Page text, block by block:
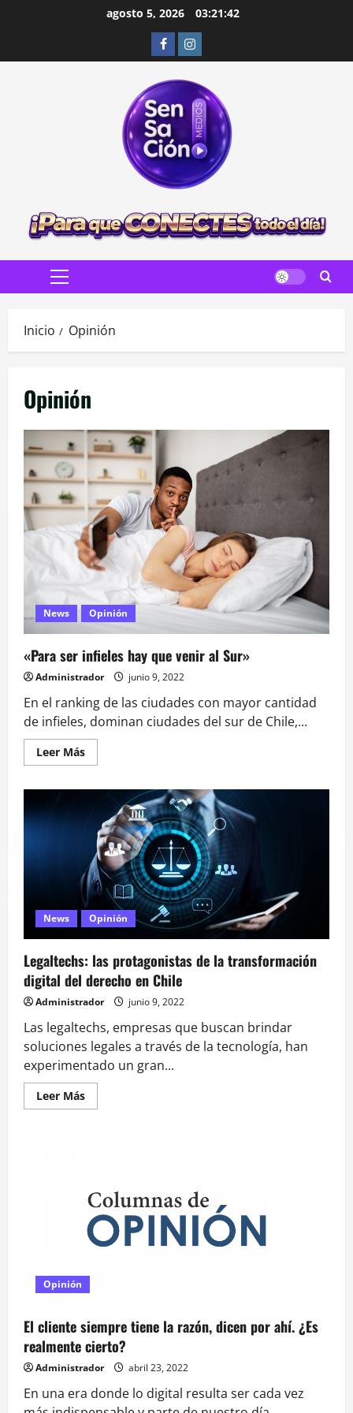
agosto 5, 2026 03:21:43
FacebookInstagram
Menú
Inicio Opinión
Opinión
News Opinión
«Para ser infieles hay que venir al Sur»
Administrador junio 9, 2022
En el ranking de las ciudades con mayor cantidad
de infieles, dominan ciudades del sur de Chile,...
Leer MásLeer
más
infieles
hay
que
venir
al
Sur»
News Opinión
Legaltechs: las protagonistas de la transformación
digital del derecho en Chile
Administrador junio 9, 2022
Las legaltechs, empresas que buscan brindar
soluciones legales a través de la tecnología, han
experimentado un gran...
Leer MásLeer
más
transformación
digital
del
derecho
en
Chile
Opinión
El cliente siempre tiene la razón, dicen por ahí. ¿Es
realmente cierto?
Administrador abril 23, 2022
En una era donde lo digital resulta ser cada vez